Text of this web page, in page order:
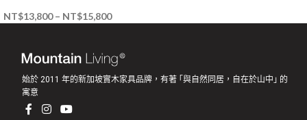
NT$13,800 – NT$15,800
始於 2011 年的新加坡實木家具品牌，有著 ｢與自然同居，自在於山中｣ 的
寓意